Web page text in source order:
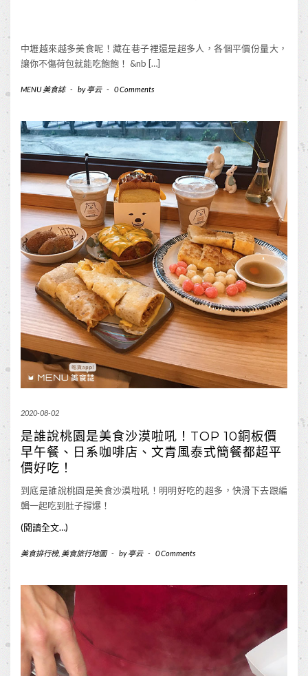
中壢越來越多美食呢！藏在巷子裡還是超多人，各個平價份量大，
讓你不傷荷包就能吃飽飽！ &nb […]
MENU 美食誌 - by亭云 - 0 Comments
2020-08-02
是誰說桃園是美食沙漠啦吼！TOP 10銅板價
早午餐、日系咖啡店、文青風泰式簡餐都超平
價好吃！
到底是誰說桃園是美食沙漠啦吼！明明好吃的超多，快滑下去跟編
輯一起吃到肚子撐爆！
(閱讀全文…)
美食排行榜, 美食旅行地圖 - by亭云 - 0 Comments